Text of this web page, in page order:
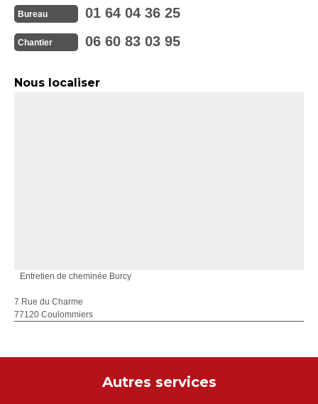
Bureau 01 64 04 36 25
Chantier 06 60 83 03 95
Nous localiser
Entretien de cheminée Burcy
7 Rue du Charme
77120 Coulommiers
Autres services